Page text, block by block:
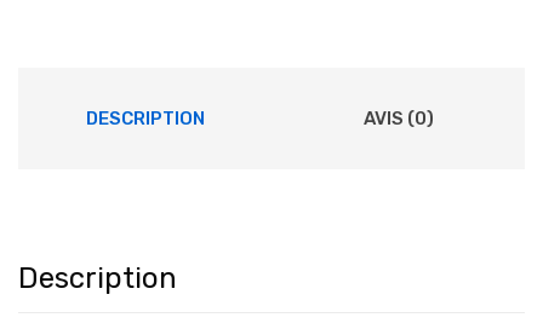
د.م.949,00.
DESCRIPTION AVIS (0)
Description